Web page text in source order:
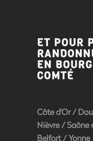
ET POUR
EN
COMTÉ
Côte d'Or/
Nièvre/Saône
Belfort /Yonne